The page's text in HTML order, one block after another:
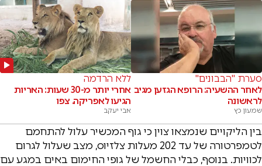
סערת "הבבונים"
לאחר ההשעיה: הרופא הגזען מגיב
לראשונה
שמעון כץ
ללא הרדמה
אחרי יותר מ-30 שעות: האריות
הגיעו לאפריקה. צפו
אבי יעקב
בין הליקויים שנמצאו צוין כי גוף המכשיר עלול להתחמם
לטמפרטורה של עד 202 מעלות צלזיוס, מצב שעלול לגרום
לכוויות. בנוסף, כבלי החשמל של גופי החימום באים במגע עם